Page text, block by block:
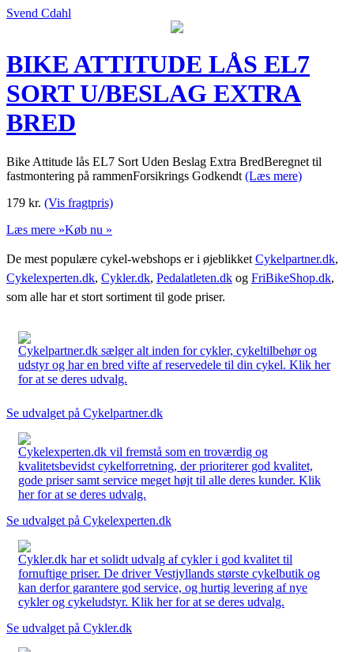
Svend Cdahl
BIKE ATTITUDE LÅS EL7
SORT U/BESLAG EXTRA
BRED
Bike Attitude lås EL7 Sort Uden Beslag Extra BredBeregnet til
fastmontering på rammenForsikrings Godkendt (Læs mere)
179 kr. (Vis fragtpris)
Læs mere »Køb nu »
De mest populære cykel-webshops er i øjeblikket Cykelpartner.dk,
Cykelexperten.dk, Cykler.dk, Pedalatleten.dk og FriBikeShop.dk,
som alle har et stort sortiment til gode priser.
Cykelpartner.dk sælger alt inden for cykler, cykeltilbehør og
udstyr og har en bred vifte af reservedele til din cykel. Klik her
for at se deres udvalg.
Se udvalget på Cykelpartner.dk
Cykelexperten.dk vil fremstå som en troværdig og
kvalitetsbevidst cykelforretning, der prioriterer god kvalitet,
gode priser samt service meget højt til alle deres kunder. Klik
her for at se deres udvalg.
Se udvalget på Cykelexperten.dk
Cykler.dk har et solidt udvalg af cykler i god kvalitet til
fornuftige priser. De driver Vestjyllands største cykelbutik og
kan derfor garantere god service, og hurtig levering af nye
cykler og cykeludstyr. Klik her for at se deres udvalg.
Se udvalget på Cykler.dk